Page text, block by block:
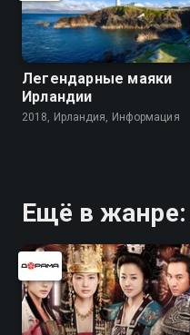
Легендарные маяки
Ирландии
2018, Ирландия, Информация
Ещё в жанре: